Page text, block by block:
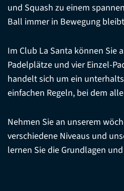
und Squash zu einem
Ball immer in Bewegung
Im Club La Santa können Sie
Padelplätze und vier Einzel-
handelt sich um ein
einfachen Regeln, bei dem
Nehmen Sie an unserem
verschiedene Niveaus und
lernen Sie die Grundlagen